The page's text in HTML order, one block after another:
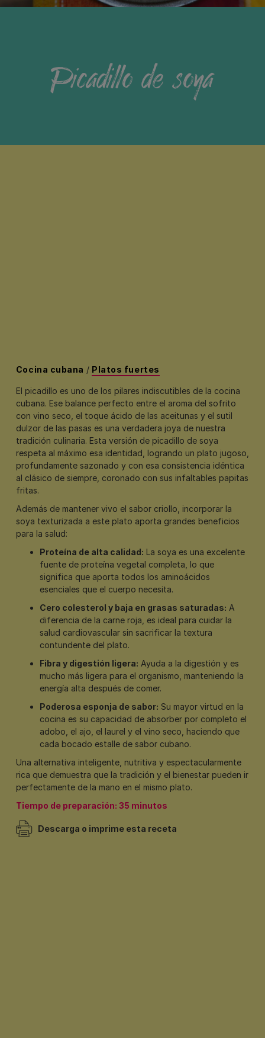
Picadillo de soya
Cocina cubana / Platos fuertes
El picadillo es uno de los pilares indiscutibles de la cocina
cubana. Ese balance perfecto entre el aroma del sofrito
con vino seco, el toque ácido de las aceitunas y el sutil
dulzor de las pasas es una verdadera joya de nuestra
tradición culinaria. Esta versión de picadillo de soya
respeta al máximo esa identidad, logrando un plato jugoso,
profundamente sazonado y con esa consistencia idéntica
al clásico de siempre, coronado con sus infaltables papitas
fritas.
Además de mantener vivo el sabor criollo, incorporar la
soya texturizada a este plato aporta grandes beneficios
para la salud:
Proteína de alta calidad: La soya es una excelente
fuente de proteína vegetal completa, lo que
significa que aporta todos los aminoácidos
esenciales que el cuerpo necesita.
Cero colesterol y baja en grasas saturadas: A
diferencia de la carne roja, es ideal para cuidar la
salud cardiovascular sin sacrificar la textura
contundente del plato.
Fibra y digestión ligera: Ayuda a la digestión y es
mucho más ligera para el organismo, manteniendo la
energía alta después de comer.
Poderosa esponja de sabor: Su mayor virtud en la
cocina es su capacidad de absorber por completo el
adobo, el ajo, el laurel y el vino seco, haciendo que
cada bocado estalle de sabor cubano.
Una alternativa inteligente, nutritiva y espectacularmente
rica que demuestra que la tradición y el bienestar pueden ir
perfectamente de la mano en el mismo plato.
Tiempo de preparación: 35 minutos
Descarga o imprime esta receta